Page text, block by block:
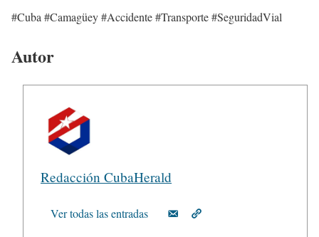
#Cuba #Camagüey #Accidente #Transporte #SeguridadVial
Autor
Redacción CubaHerald
Ver todas las entradas